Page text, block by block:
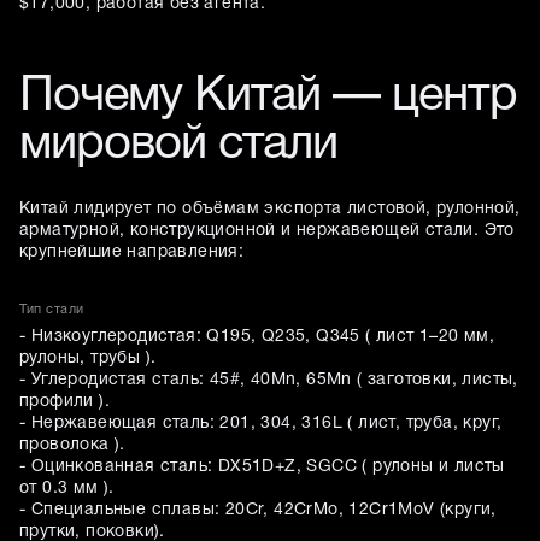
$17,000, работая без агента.
Почему Китай — центр
мировой стали
Китай лидирует по объёмам экспорта листовой, рулонной,
арматурной, конструкционной и нержавеющей стали. Это
крупнейшие направления:
Тип стали
- Низкоуглеродистая: Q195, Q235, Q345 ( лист 1–20 мм,
рулоны, трубы ).
- Углеродистая сталь: 45#, 40Mn, 65Mn ( заготовки, листы,
профили ).
- Нержавеющая сталь: 201, 304, 316L ( лист, труба, круг,
проволока ).
- Оцинкованная сталь: DX51D+Z, SGCC ( рулоны и листы
от 0.3 мм ).
- Специальные сплавы: 20Cr, 42CrMo, 12Cr1MoV (круги,
прутки, поковки).